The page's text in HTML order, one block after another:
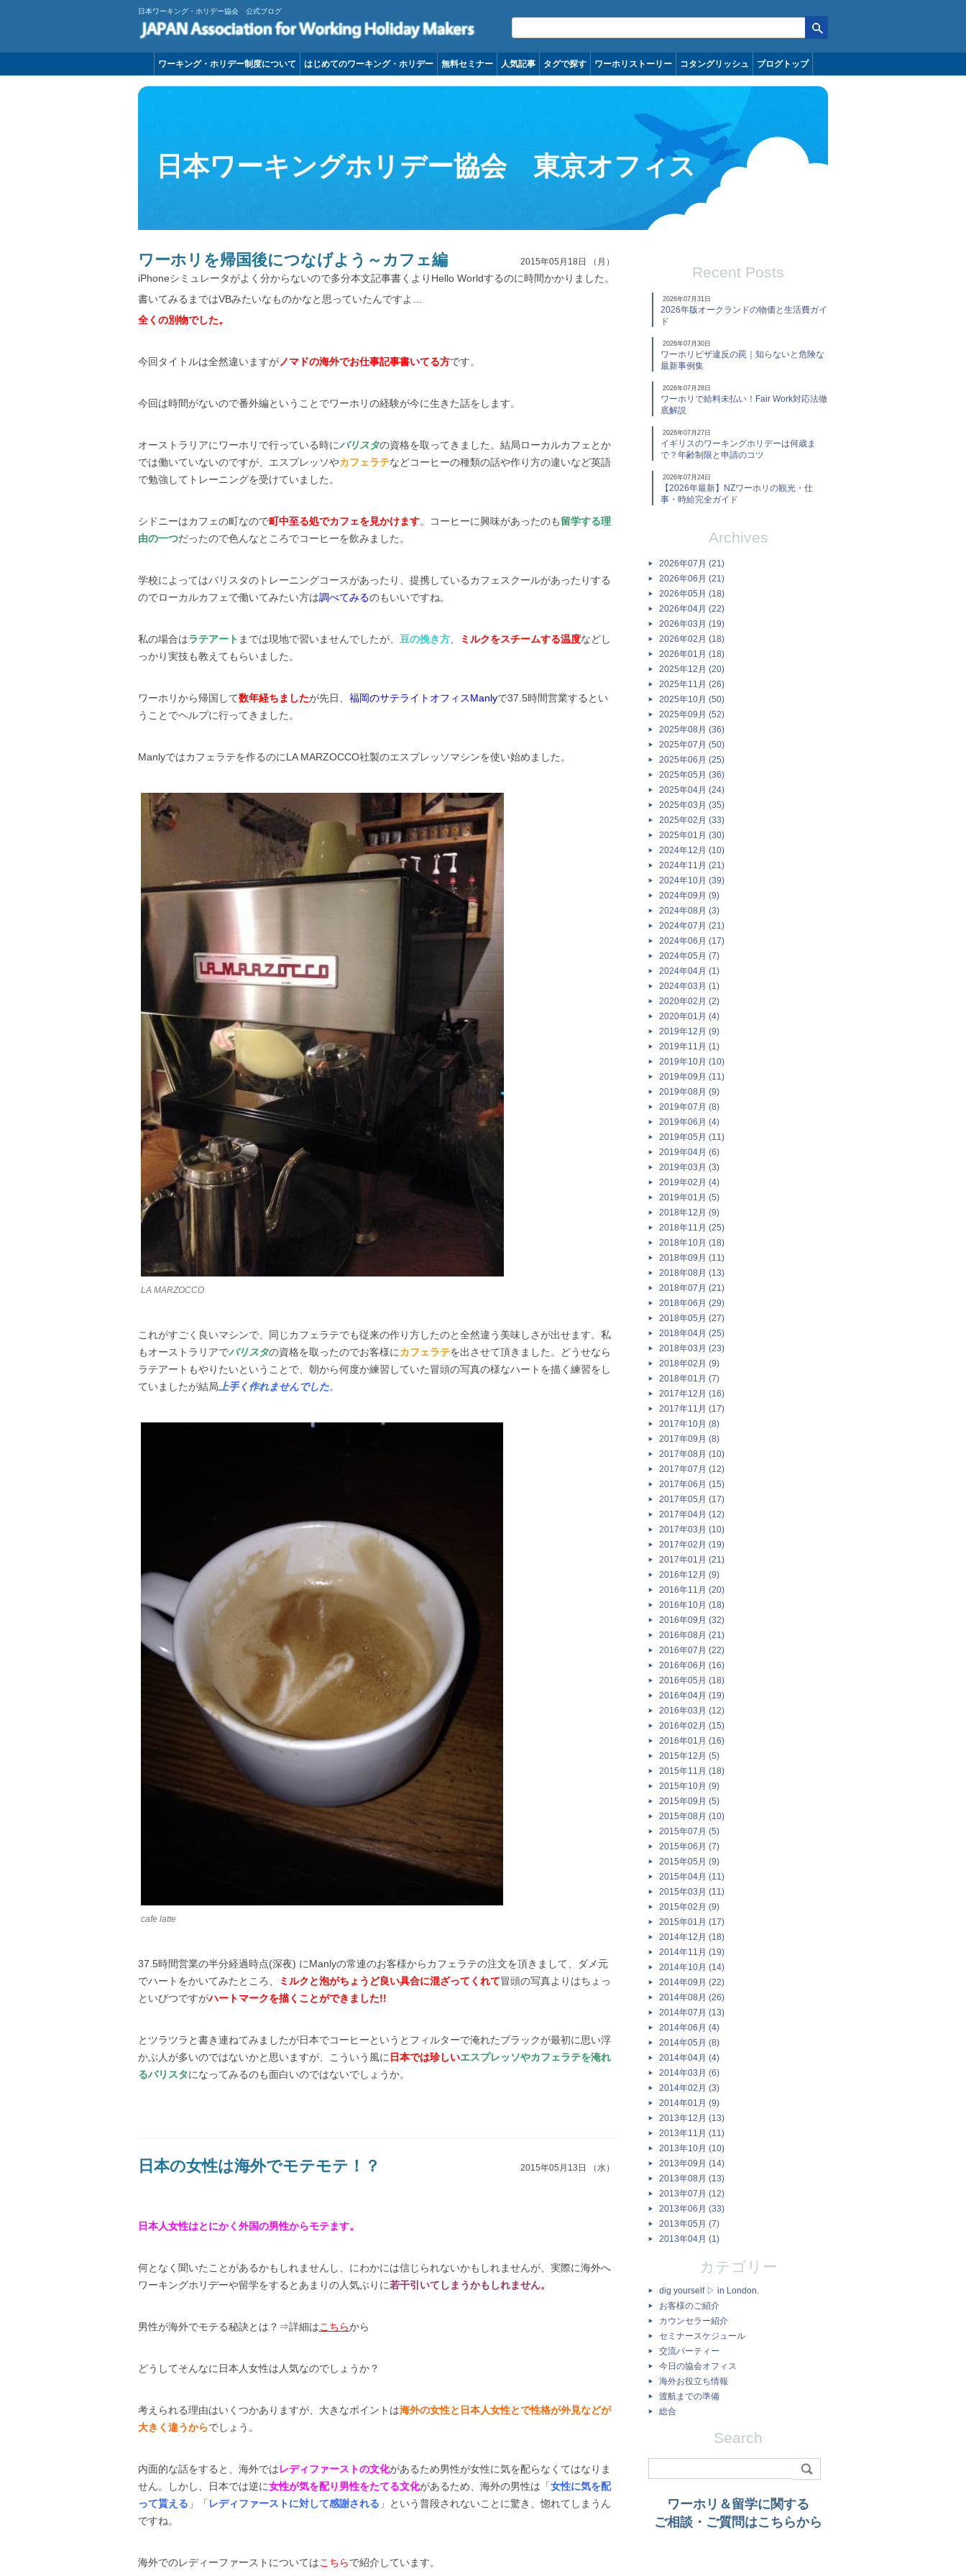
日本ワーキング・ホリデー協会 公式ブログ
コンテンツへ移動
ワーキング・ホリデー制度について はじめてのワーキング・ホリデー 無料セミナー 人気記事 タグで探す ワーホリストーリー コタングリッシュ ブログトップ
日本ワーキングホリデー協会 東京オフィス
ワーホリを帰国後につなげよう～カフェ編 2015年05月18日 （月）
iPhoneシミュレータがよく分からないので多分本文記事書くよりHello Worldするのに時間かかりました。
書いてみるまではVBみたいなものかなと思っていたんですよ…
全くの別物でした。
今回タイトルは全然違いますがノマドの海外でお仕事記事書いてる方です。
今回は時間がないので番外編ということでワーホリの経験が今に生きた話をします。
オーストラリアにワーホリで行っている時にバリスタの資格を取ってきました。結局ローカルカフェとか
では働いていないのですが、エスプレッソやカフェラテなどコーヒーの種類の話や作り方の違いなど英語
で勉強してトレーニングを受けていました。
シドニーはカフェの町なので町中至る処でカフェを見かけます。コーヒーに興味があったのも留学する理
由の一つだったので色んなところでコーヒーを飲みました。
学校によってはバリスタのトレーニングコースがあったり、提携しているカフェスクールがあったりする
のでローカルカフェで働いてみたい方は調べてみるのもいいですね。
私の場合はラテアート までは現地で習いませんでしたが、 豆の挽き方 ミルクをスチームする温度などし
っかり実技も教えてもらいました。
ワーホリから帰国して数年経ちましたが先日、 福岡のサテライトオフィスManlyで37.5時間営業するとい
うことでヘルプに行ってきました。
Manlyではカフェラテを作るのにLA MARZOCCO社製のエスプレッソマシンを使い始めました。
LA MARZOCCO
これがすごく良いマシンで、同じカフェラテでも従来の作り方したのと全然違う美味しさが出せます。私
もオーストラリアでバリスタの資格を取ったのでお客様にカフェラテを出させて頂きました。どうせなら
ラテアートもやりたいということで、朝から何度か練習していた冒頭の写真の様なハートを描く練習をし
ていましたが結局上手く作れませんでした。
cafe latte
37.5時間営業の半分経過時点(深夜) にManlyの常連のお客様からカフェラテの注文を頂きまして、ダメ元
でハートをかいてみたところ、
ミルクと泡がちょうど良い具合に混ざってくれて冒頭の写真よりはちょっ
といびつですがハートマークを描くことができました!!
とツラツラと書き連ねてみましたが日本でコーヒーというとフィルターで淹れたブラックが最初に思い浮
かぶ人が多いのではないかと思いますが、こういう風に 日本では珍しいエスプレッソやカフェラテを淹れ
るバリスタになってみるのも面白いのではないでしょうか。
日本の女性は海外でモテモテ！？ 2015年05月13日 （水）
日本人女性はとにかく外国の男性からモテます。
何となく聞いたことがあるかもしれませんし、にわかには信じられないかもしれませんが、実際に海外へ
ワーキングホリデーや留学をするとあまりの人気ぶりに若干引いてしまうかもしれません。
男性が海外でモテる秘訣とは？⇒詳細はこちらから
どうしてそんなに日本人女性は人気なのでしょうか？
考えられる理由はいくつかありますが、大きなポイントは海外の女性と日本人女性とで性格が外見などが
大きく違うからでしょう。
内面的な話をすると、海外ではレディファーストの文化があるため男性が女性に気を配らなくてはなりま
せん。しかし、日本では逆に女性が気を配り男性をたてる文化があるため、海外の男性は「女性に気を配
って貰える 」「 レディファーストに対して感謝される 」という普段されないことに驚き、惚れてしまうん
ですね。
海外でのレディーファーストについてはこちらで紹介しています。
Recent Posts
2026年07月31日
2026年版オークランドの物価と生活費ガイ
ド
2026年07月30日
ワーホリビザ違反の罠｜知らないと危険な
最新事例集
2026年07月28日
ワーホリで給料未払い！Fair Work対応法徹
底解説
2026年07月27日
イギリスのワーキングホリデーは何歳ま
で？年齢制限と申請のコツ
2026年07月24日
【2026年最新】NZワーホリの観光・仕
事・時給完全ガイド
Archives
2026年07月 (21)
2026年06月 (21)
2026年05月 (18)
2026年04月 (22)
2026年03月 (19)
2026年02月 (18)
2026年01月 (18)
2025年12月 (20)
2025年11月 (26)
2025年10月 (50)
2025年09月 (52)
2025年08月 (36)
2025年07月 (50)
2025年06月 (25)
2025年05月 (36)
2025年04月 (24)
2025年03月 (35)
2025年02月 (33)
2025年01月 (30)
2024年12月 (10)
2024年11月 (21)
2024年10月 (39)
2024年09月 (9)
2024年08月 (3)
2024年07月 (21)
2024年06月 (17)
2024年05月 (7)
2024年04月 (1)
2024年03月 (1)
2020年02月 (2)
2020年01月 (4)
2019年12月 (9)
2019年11月 (1)
2019年10月 (10)
2019年09月 (11)
2019年08月 (9)
2019年07月 (8)
2019年06月 (4)
2019年05月 (11)
2019年04月 (6)
2019年03月 (3)
2019年02月 (4)
2019年01月 (5)
2018年12月 (9)
2018年11月 (25)
2018年10月 (18)
2018年09月 (11)
2018年08月 (13)
2018年07月 (21)
2018年06月 (29)
2018年05月 (27)
2018年04月 (25)
2018年03月 (23)
2018年02月 (9)
2018年01月 (7)
2017年12月 (16)
2017年11月 (17)
2017年10月 (8)
2017年09月 (8)
2017年08月 (10)
2017年07月 (12)
2017年06月 (15)
2017年05月 (17)
2017年04月 (12)
2017年03月 (10)
2017年02月 (19)
2017年01月 (21)
2016年12月 (9)
2016年11月 (20)
2016年10月 (18)
2016年09月 (32)
2016年08月 (21)
2016年07月 (22)
2016年06月 (16)
2016年05月 (18)
2016年04月 (19)
2016年03月 (12)
2016年02月 (15)
2016年01月 (16)
2015年12月 (5)
2015年11月 (18)
2015年10月 (9)
2015年09月 (5)
2015年08月 (10)
2015年07月 (5)
2015年06月 (7)
2015年05月 (9)
2015年04月 (11)
2015年03月 (11)
2015年02月 (9)
2015年01月 (17)
2014年12月 (18)
2014年11月 (19)
2014年10月 (14)
2014年09月 (22)
2014年08月 (26)
2014年07月 (13)
2014年06月 (4)
2014年05月 (8)
2014年04月 (4)
2014年03月 (6)
2014年02月 (3)
2014年01月 (9)
2013年12月 (13)
2013年11月 (11)
2013年10月 (10)
2013年09月 (14)
2013年08月 (13)
2013年07月 (12)
2013年06月 (33)
2013年05月 (7)
2013年04月 (1)
カテゴリー
dig yourself ▷ in London.
お客様のご紹介
カウンセラー紹介
セミナースケジュール
交流パーティー
今日の協会オフィス
海外お役立ち情報
渡航までの準備
総合
Search
ワーホリ＆留学に関する
ご相談・ご質問はこちらから